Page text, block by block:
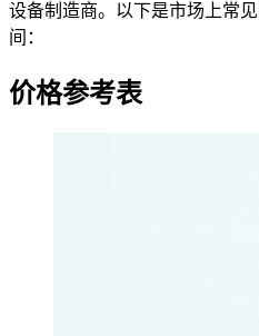
设备制造商。以下是市场上常
间：
价格参考表